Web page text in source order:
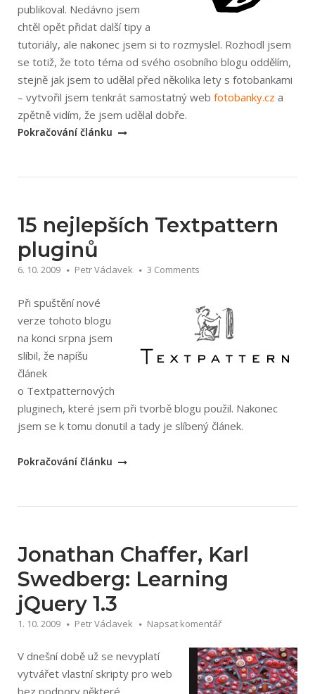
publikoval. Nedávno jsem
chtěl opět přidat další tipy a
tutoriály, ale nakonec jsem si to rozmyslel. Rozhodl jsem
se totiž, že toto téma od svého osobního blogu oddělím,
stejně jak jsem to udělal před několika lety s fotobankami
– vytvořil jsem tenkrát samostatný web fotobanky.cz a
zpětně vidím, že jsem udělal dobře.
vektorové
grafice“
Pokračování článku
15 nejlepších Textpattern
pluginů
6. 10. 2009 Petr Václavek 3 Comments
Při spuštění nové
verze tohoto blogu
na konci srpna jsem
slíbil, že napíšu
článek
o Textpatternových
pluginech, které jsem při tvorbě blogu použil. Nakonec
jsem se k tomu donutil a tady je slíbený článek.
„15
Pokračování článku
Jonathan Chaffer, Karl
Swedberg: Learning
jQuery 1.3
1. 10. 2009 Petr Václavek Napsat komentář
V dnešní době už se nevyplatí
vytvářet vlastní skripty pro web